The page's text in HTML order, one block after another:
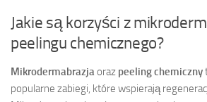
Jakie są korzyści z
peelingu chemicznego?
Mikrodermabrazjaoraz peeling chemiczny
popularne zabiegi, które wspierają